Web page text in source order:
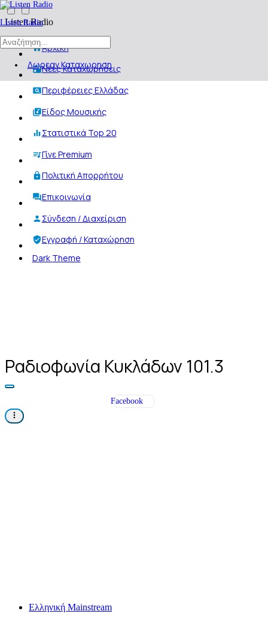
Listen Radio
Δωρεαν Καταχωρηση
Listen Radio
Αρχική
Νέες Καταχωρήσεις
Περιφέρειες Ελλάδας
Είδος Μουσικής
Στατιστικά Top 20
Γίνε Premium
Πολιτική Απορρήτου
Επικοινωνία
Σύνδεση / Διαχείριση
Εγγραφή / Καταχώρηση
Dark Theme
Ραδιοφωνία Κυκλάδων 101.3
Facebook
Ελληνική Mainstream